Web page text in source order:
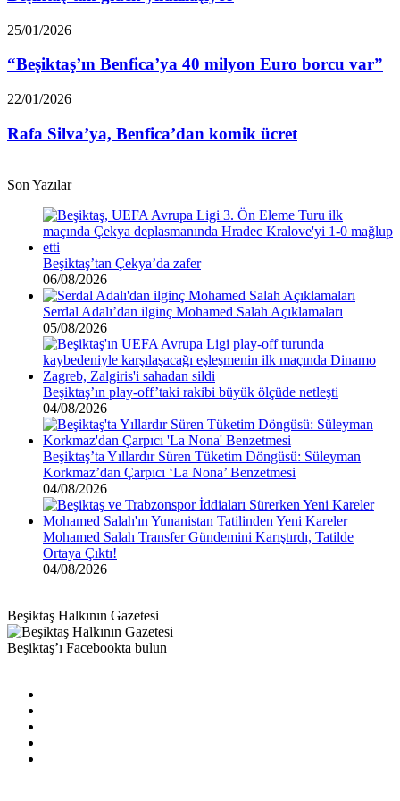
“Beşiktaş’ın
40
milyon
Euro
var”
25/01/2026
“Beşiktaş’ın Benfica’ya 40 milyon Euro borcu var”
Rafa
Benfica’dan
komik
22/01/2026
Rafa Silva’ya, Benfica’dan komik ücret
Son Yazılar
Beşiktaş’tan Çekya’da zafer
06/08/2026
Serdal Adalı’dan ilginç Mohamed Salah Açıklamaları
05/08/2026
Beşiktaş’ın play-off’taki rakibi büyük ölçüde netleşti
04/08/2026
Beşiktaş’ta Yıllardır Süren Tüketim Döngüsü: Süleyman
Korkmaz’dan Çarpıcı ‘La Nona’ Benzetmesi
04/08/2026
Mohamed Salah Transfer Gündemini Karıştırdı, Tatilde
Ortaya Çıktı!
04/08/2026
Beşiktaş Halkının Gazetesi
Beşiktaş’ı Facebookta bulun